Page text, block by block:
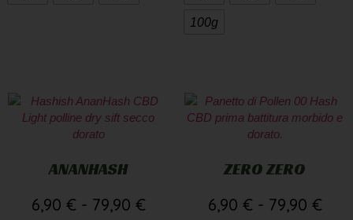
100g
ANANHASH
6,90 € - 79,90 €
ZERO ZERO
6,90 € - 79,90 €